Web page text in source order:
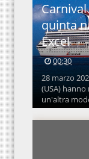
quinta
Excel
00:30
28 marzo
(USA)
un'altra